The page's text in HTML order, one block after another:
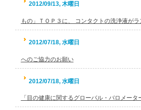
2012/09/13, 木曜日
もの」ＴＯＰ３に、 コンタクトの洗浄液がラ
2012/07/18, 水曜日
へのご協力のお願い
2012/07/18, 水曜日
「目の健康に関するグローバル・バロメータ